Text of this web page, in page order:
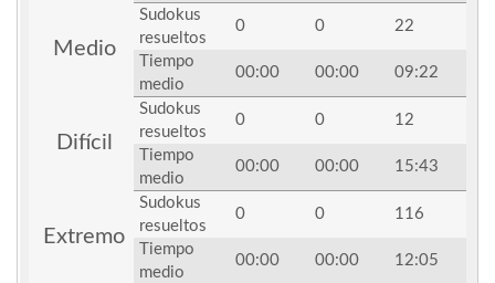
Medio
Sudokus
resueltos
0 0 22
Tiempo
medio
00:00 00:00 09:22
Difícil
Sudokus
resueltos
0 0 12
Tiempo
medio
00:00 00:00 15:43
Extremo
Sudokus
resueltos
0 0 116
Tiempo
medio
00:00 00:00 12:05